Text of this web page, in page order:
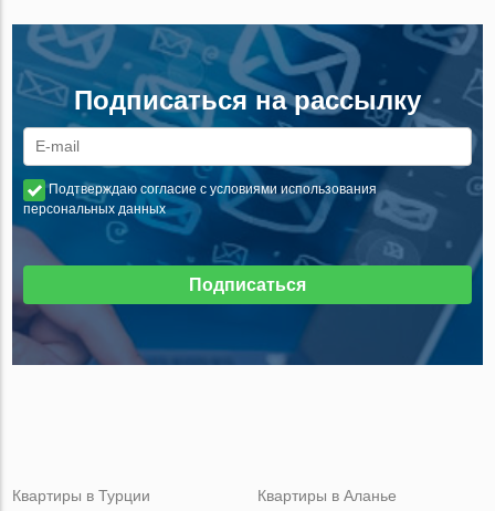
Подписаться на рассылку
Подтверждаю согласие с условиями использования
персональных данных
Подписаться
Квартиры в Турции
Квартиры в Аланье